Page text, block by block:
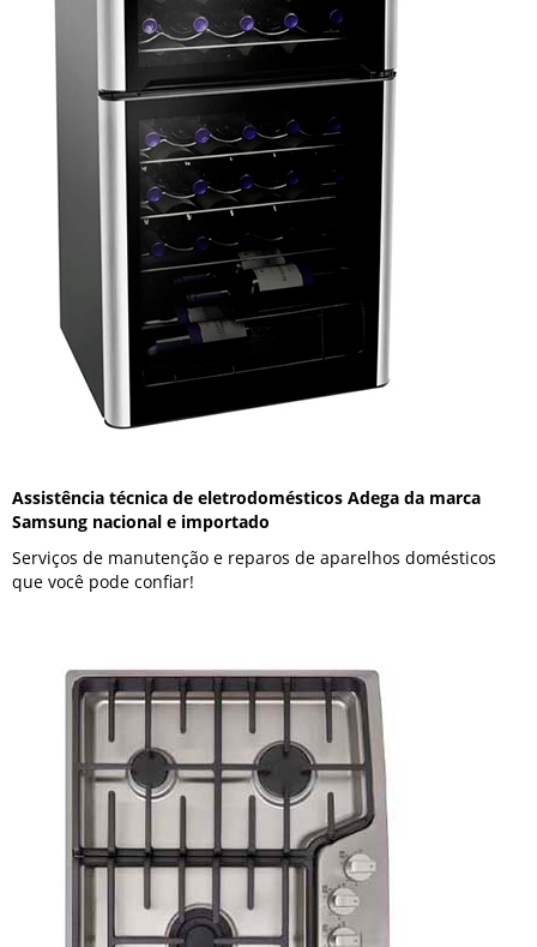
Assistência técnica de eletrodomésticos Adega da marca
Samsung nacional e importado
Serviços de manutenção e reparos de aparelhos domésticos
que você pode confiar!